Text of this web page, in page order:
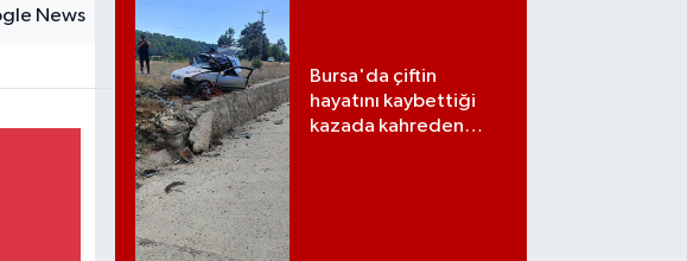
Bursa'da çiftin
hayatını kaybettiği
kazada kahreden